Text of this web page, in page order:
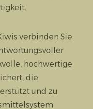
verbinden Sie
hochwertige
die
und zu